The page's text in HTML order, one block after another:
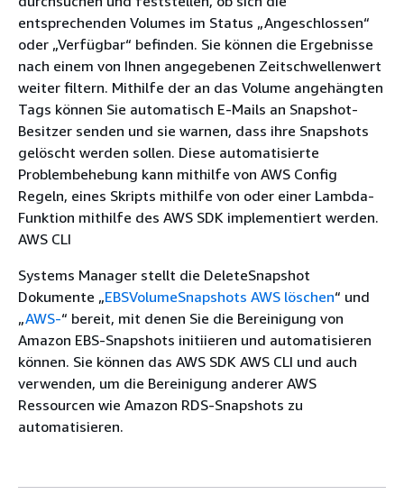
entsprechenden Volumes im Status „Angeschlossen“
oder „Verfügbar“ befinden. Sie können die Ergebnisse
nach einem von Ihnen angegebenen Zeitschwellenwert
weiter filtern. Mithilfe der an das Volume angehängten
Tags können Sie automatisch E-Mails an Snapshot-
Besitzer senden und sie warnen, dass ihre Snapshots
gelöscht werden sollen. Diese automatisierte
Problembehebung kann mithilfe von AWS Config
Regeln, eines Skripts mithilfe von oder einer Lambda-
Funktion mithilfe des AWS SDK implementiert werden.
AWS CLI
Systems Manager stellt die DeleteSnapshot
Dokumente „EBSVolumeSnapshots AWS löschen“ und
„AWS-“ bereit, mit denen Sie die Bereinigung von
Amazon EBS-Snapshots initiieren und automatisieren
können. Sie können das AWS SDK AWS CLI und auch
verwenden, um die Bereinigung anderer AWS
Ressourcen wie Amazon RDS-Snapshots zu
automatisieren.